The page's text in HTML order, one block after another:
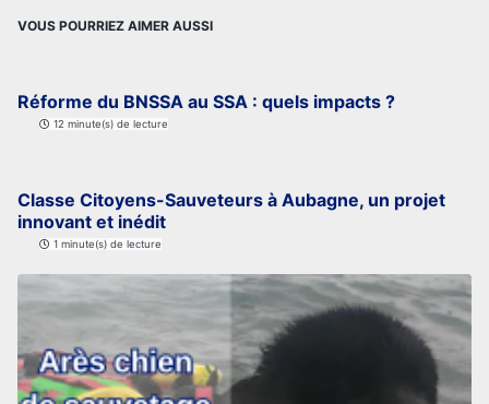
VOUS POURRIEZ AIMER AUSSI
Réforme du BNSSA au SSA : quels impacts ?
12 minute(s) de lecture
Classe Citoyens-Sauveteurs à Aubagne, un projet
innovant et inédit
1 minute(s) de lecture